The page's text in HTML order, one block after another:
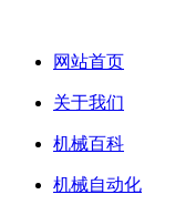
网站首页
关于我们
机械百科
机械自动化